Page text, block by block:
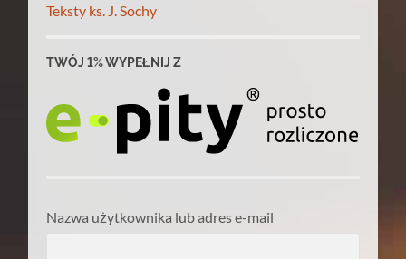
Teksty ks. J. Sochy
TWÓJ 1% WYPEŁNIJ Z
Nazwa użytkownika lub adres e-mail